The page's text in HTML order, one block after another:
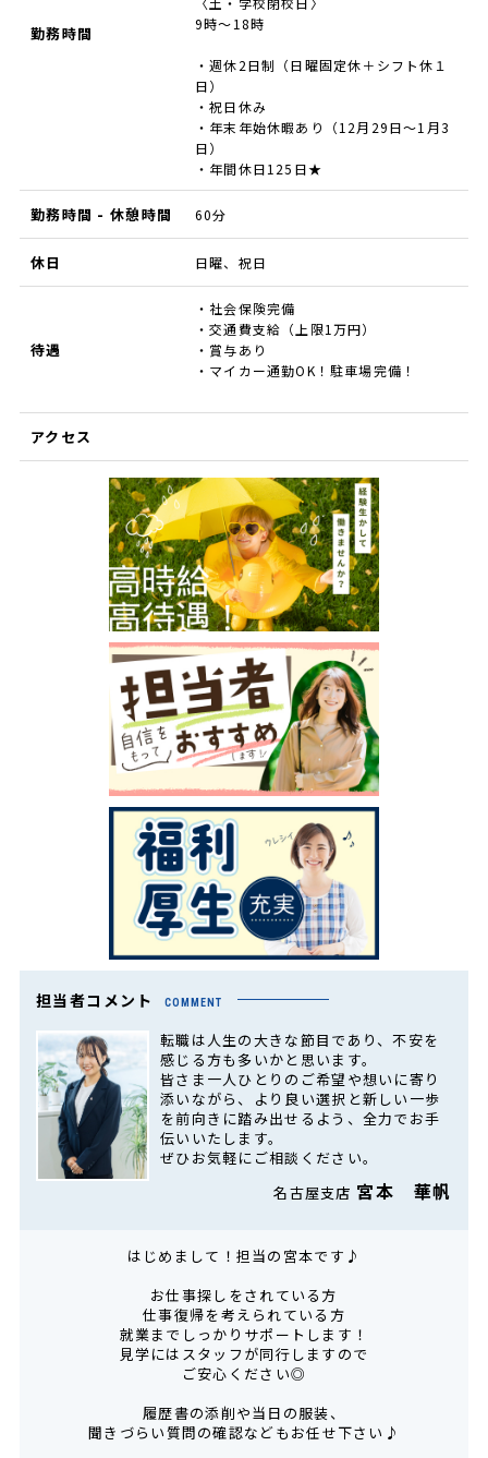
勤務時間
9時～18時
・週休2日制（日曜固定休＋シフト休１
日）
・祝日休み
・年末年始休暇あり（12月29日〜1月3
日）
・年間休日125日★
勤務時間 - 休憩時間 60分
休日 日曜、祝日
待遇
・社会保険完備
・交通費支給（上限1万円）
・賞与あり
・マイカー通勤OK！駐車場完備！
アクセス
担当者コメント COMMENT
転職は人生の大きな節目であり、不安を
感じる方も多いかと思います。
皆さま一人ひとりのご希望や想いに寄り
添いながら、より良い選択と新しい一歩
を前向きに踏み出せるよう、全力でお手
伝いいたします。
ぜひお気軽にご相談ください。
名古屋支店 宮本 華帆
はじめまして！担当の宮本です♪
お仕事探しをされている方
仕事復帰を考えられている方
就業までしっかりサポートします！
見学にはスタッフが同行しますので
ご安心ください◎
履歴書の添削や当日の服装、
聞きづらい質問の確認などもお任せ下さい♪